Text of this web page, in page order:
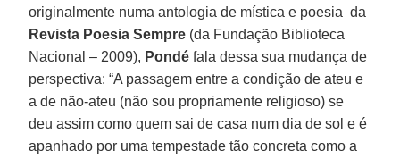
originalmente numa antologia de mística e poesia da
Revista Poesia Sempre (da Fundação Biblioteca
Nacional – 2009), Pondé fala dessa sua mudança de
perspectiva: “A passagem entre a condição de ateu e
a de não-ateu (não sou propriamente religioso) se
deu assim como quem sai de casa num dia de sol e é
apanhado por uma tempestade tão concreta como a